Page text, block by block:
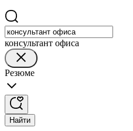
консультант офиса
Резюме
Найти